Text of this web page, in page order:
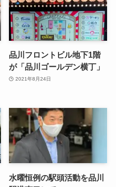
品川フロントビル地下1階
が「品川ゴールデン横丁」
2021年8月24日
水曜恒例の駅頭活動を品川